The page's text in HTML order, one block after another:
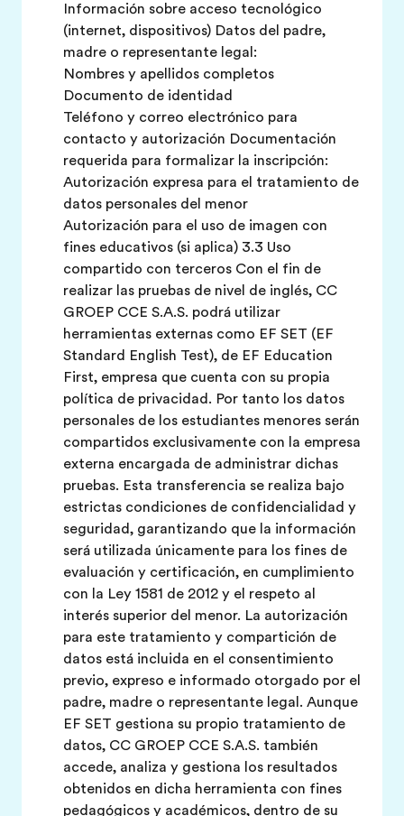
Información sobre acceso tecnológico
(internet, dispositivos) Datos del padre,
madre o representante legal:
Nombres y apellidos completos
Documento de identidad
Teléfono y correo electrónico para
contacto y autorización Documentación
requerida para formalizar la inscripción:
Autorización expresa para el tratamiento de
datos personales del menor
Autorización para el uso de imagen con
fines educativos (si aplica) 3.3 Uso
compartido con terceros Con el fin de
realizar las pruebas de nivel de inglés, CC
GROEP CCE S.A.S. podrá utilizar
herramientas externas como EF SET (EF
Standard English Test), de EF Education
First, empresa que cuenta con su propia
política de privacidad. Por tanto los datos
personales de los estudiantes menores serán
compartidos exclusivamente con la empresa
externa encargada de administrar dichas
pruebas. Esta transferencia se realiza bajo
estrictas condiciones de confidencialidad y
seguridad, garantizando que la información
será utilizada únicamente para los fines de
evaluación y certificación, en cumplimiento
con la Ley 1581 de 2012 y el respeto al
interés superior del menor. La autorización
para este tratamiento y compartición de
datos está incluida en el consentimiento
previo, expreso e informado otorgado por el
padre, madre o representante legal. Aunque
EF SET gestiona su propio tratamiento de
datos, CC GROEP CCE S.A.S. también
accede, analiza y gestiona los resultados
obtenidos en dicha herramienta con fines
pedagógicos y académicos, dentro de su